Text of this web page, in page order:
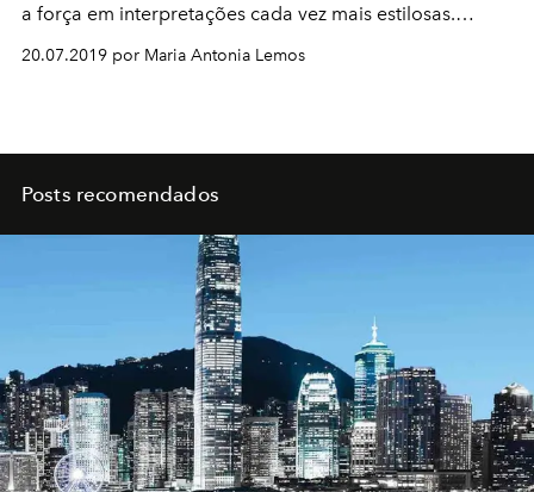
a força em interpretações cada vez mais estilosas.
misturado. Quem não quer?
20.07.2019 por Maria Antonia Lemos
Posts recomendados